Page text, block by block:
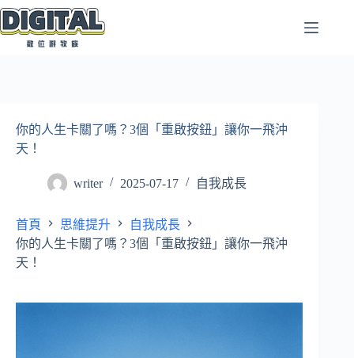
跳
至
你的人生卡關了嗎？3個「重啟按鈕」讓你一飛沖
天！
writer 2025-07-17 自我成長
首頁 思維提升
自我成長
你的人生卡關了嗎？3個「重啟按鈕」讓你一飛沖
天！